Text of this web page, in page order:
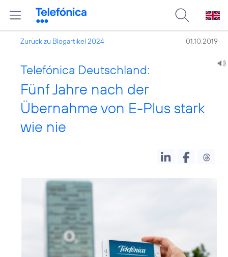
Zurück zu Blogartikel 2024 01.10.2019
Telefónica Deutschland:
Fünf Jahre nach der
Übernahme von E-Plus stark
wie nie